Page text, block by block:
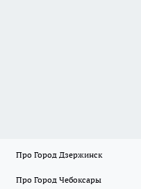
Про Город Дзержинск
Про Город Чебоксары